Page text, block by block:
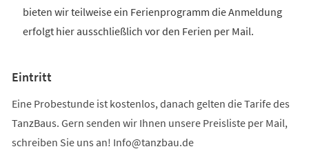
bieten wir teilweise ein Ferienprogramm die Anmeldung
erfolgt hier ausschließlich vor den Ferien per Mail.
Eintritt
Eine Probestunde ist kostenlos, danach gelten die Tarife des
TanzBaus. Gern senden wir Ihnen unsere Preisliste per Mail,
schreiben Sie uns an! Info@tanzbau.de